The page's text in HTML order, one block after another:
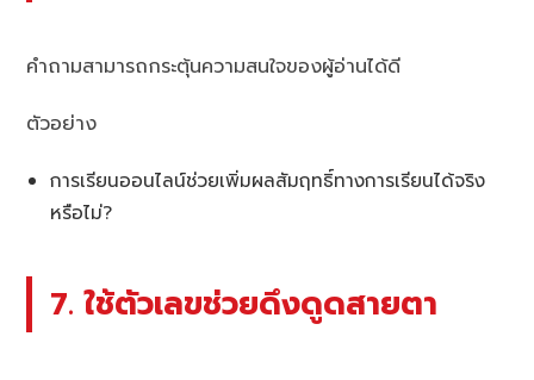
คำถามสามารถกระตุ้นความสนใจของผู้อ่านได้ดี
ตัวอย่าง
การเรียนออนไลน์ช่วยเพิ่มผลสัมฤทธิ์ทางการเรียนได้จริง
หรือไม่?
7. ใช้ตัวเลขช่วยดึงดูดสายตา